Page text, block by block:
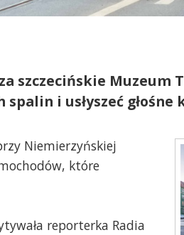
szczecińskie
spalin i usłyszeć głośne
Niemierzyńskiej
które
reporterka Radia